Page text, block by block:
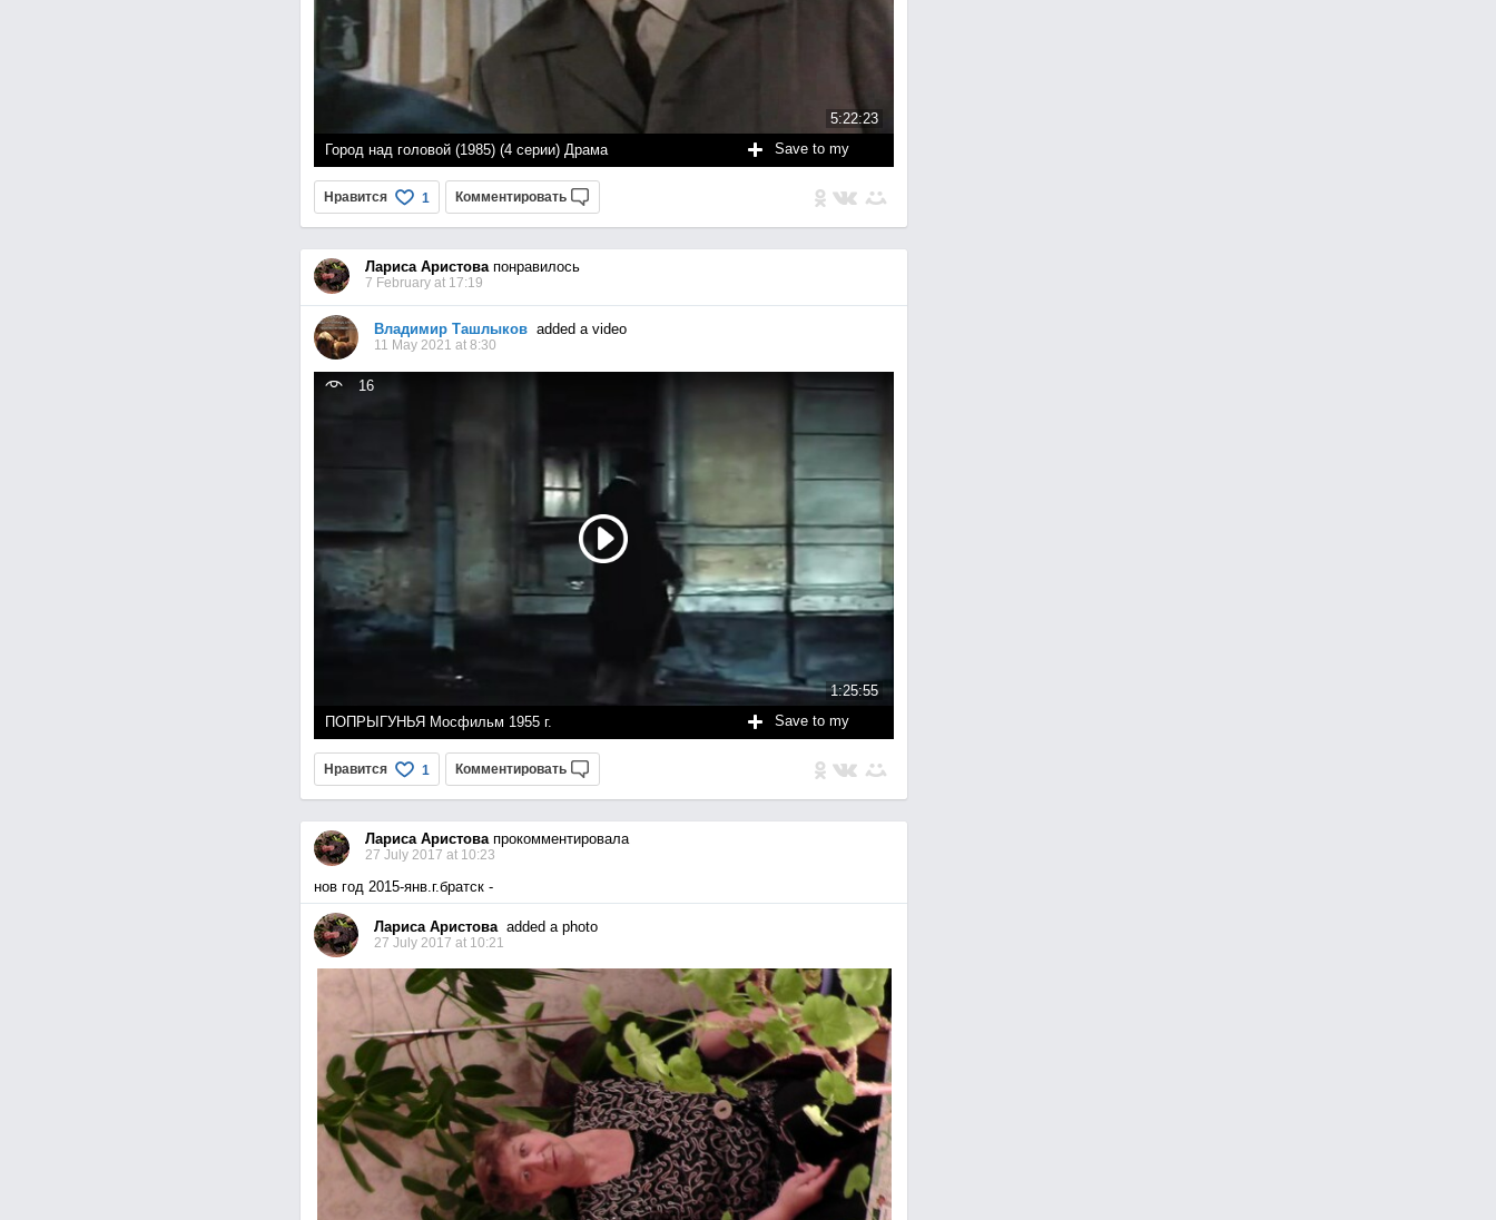
5:22:23
Город над головой (1985) (4 серии) Драма
Save to my
page
Нравится 1 Комментировать
Лариса Аристовапонравилось
7 February at 17:19
Владимир Ташлыковadded a video
11 May 2021 at 8:30
1:25:55
16
ПОПРЫГУНЬЯ Мосфильм 1955 г.
Save to my
page
Нравится 1 Комментировать
Лариса Аристовапрокомментировала
27 July 2017 at 10:23
нов год 2015-янв.г.братск -
Лариса Аристоваadded a photo
27 July 2017 at 10:21